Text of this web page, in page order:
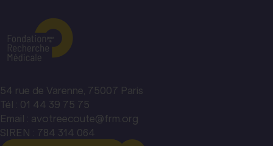
54 rue de Varenne, 75007 Paris
Tél : 01 44 39 75 75
Email : avotreecoute@frm.org
SIREN : 784 314 064